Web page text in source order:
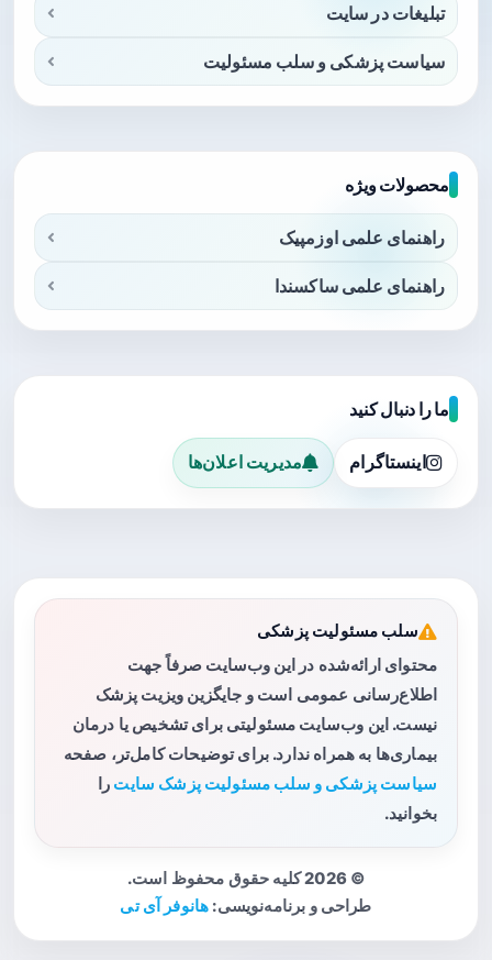
تبلیغات در سایت
سیاست پزشکی و سلب مسئولیت
محصولات ویژه
راهنمای علمی اوزمپیک
راهنمای علمی ساکسندا
ما را دنبال کنید
اینستاگرام مدیریت اعلان‌ها
سلب مسئولیت پزشکی
محتوای ارائه‌شده در این وب‌سایت صرفاً جهت
اطلاع‌رسانی عمومی است و جایگزین ویزیت پزشک
نیست. این وب‌سایت مسئولیتی برای تشخیص یا درمان
بیماری‌ها به همراه ندارد. برای توضیحات کامل‌تر، صفحه
سیاست پزشکی و سلب مسئولیت پزشک سایت را
بخوانید.
© 2026 کلیه حقوق محفوظ است.
طراحی و برنامه‌نویسی: هانوفر آی تی